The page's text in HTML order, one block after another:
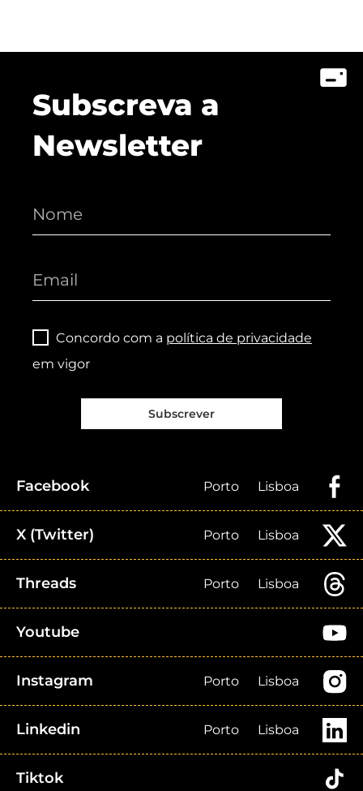
Subscreva a
Newsletter
Concordo com a política de privacidade
em vigor
Subscrever
Facebook Porto Lisboa
X (Twitter) Porto Lisboa
Threads Porto Lisboa
Youtube
Instagram Porto Lisboa
Linkedin Porto Lisboa
Tiktok